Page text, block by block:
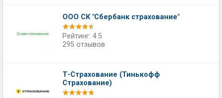
ООО СК "Сбербанк страхование"
Рейтинг: 4.5
295 отзывов
Т-Страхование (Тинькофф
Страхование)